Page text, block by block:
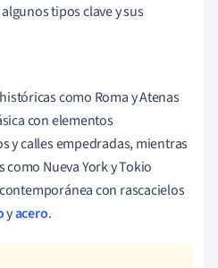
tipos clave y sus
como Roma y Atenas
con elementos
y calles empedradas, mientras
Nueva York y Tokio
con rascacielos
yacero.